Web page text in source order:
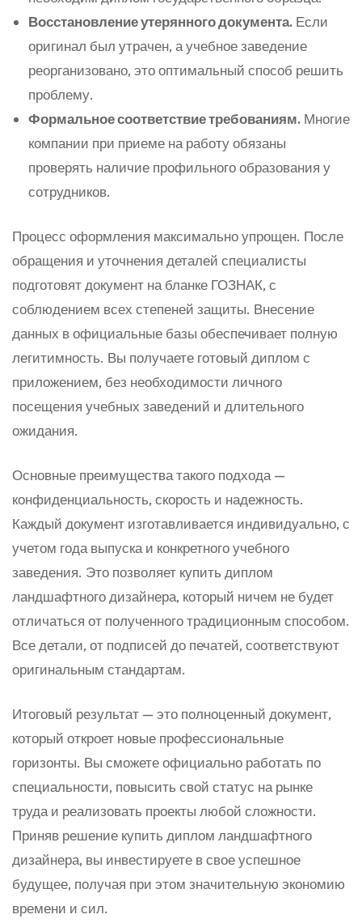
Восстановление утерянного документа. Если
оригинал был утрачен, а учебное заведение
реорганизовано, это оптимальный способ решить
проблему.
Формальное соответствие требованиям. Многие
компании при приеме на работу обязаны
проверять наличие профильного образования у
сотрудников.
Процесс оформления максимально упрощен. После
обращения и уточнения деталей специалисты
подготовят документ на бланке ГОЗНАК, с
соблюдением всех степеней защиты. Внесение
данных в официальные базы обеспечивает полную
легитимность. Вы получаете готовый диплом с
приложением, без необходимости личного
посещения учебных заведений и длительного
ожидания.
Основные преимущества такого подхода —
конфиденциальность, скорость и надежность.
Каждый документ изготавливается индивидуально, с
учетом года выпуска и конкретного учебного
заведения. Это позволяет купить диплом
ландшафтного дизайнера, который ничем не будет
отличаться от полученного традиционным способом.
Все детали, от подписей до печатей, соответствуют
оригинальным стандартам.
Итоговый результат — это полноценный документ,
который откроет новые профессиональные
горизонты. Вы сможете официально работать по
специальности, повысить свой статус на рынке
труда и реализовать проекты любой сложности.
Приняв решение купить диплом ландшафтного
дизайнера, вы инвестируете в свое успешное
будущее, получая при этом значительную экономию
времени и сил.